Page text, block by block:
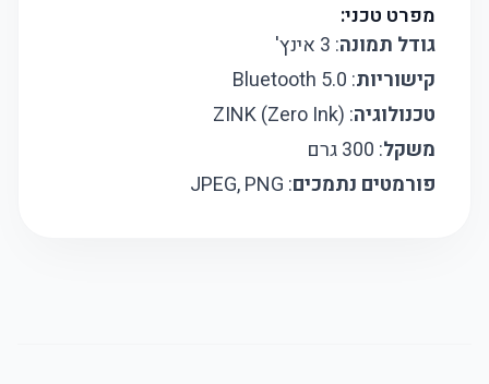
מפרט טכני:
גודל תמונה: 3 אינץ'
קישוריות: Bluetooth 5.0
טכנולוגיה: ZINK (Zero Ink)
משקל: 300 גרם
פורמטים נתמכים: JPEG, PNG